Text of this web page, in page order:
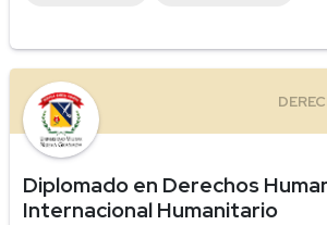
Diplomado en Derechos
Internacional Humanitario